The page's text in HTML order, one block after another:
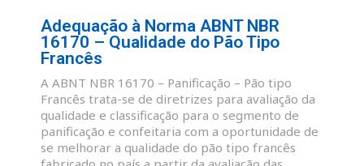
Adequação à Norma ABNT NBR
16170 – Qualidade do Pão Tipo
Francês
A ABNT NBR 16170 – Panificação – Pão tipo
Francês trata-se de diretrizes para avaliação da
qualidade e classificação para o segmento de
panificação e confeitaria com a oportunidade de
se melhorar a qualidade do pão tipo francês